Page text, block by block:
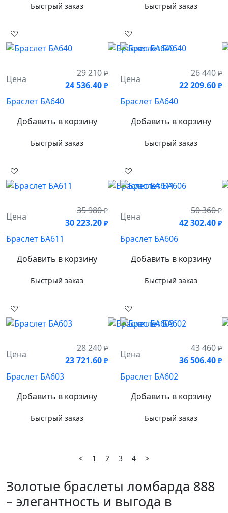
Быстрый заказ Быстрый заказ
Цена
29 210₽
24 536.40 ₽
Браслет БА640
Добавить в корзину
Быстрый заказ
Цена
26 440₽
22 209.60 ₽
Браслет БА640
Добавить в корзину
Быстрый заказ
Цена
35 980₽
30 223.20 ₽
Браслет БА611
Добавить в корзину
Быстрый заказ
Цена
50 360₽
42 302.40 ₽
Браслет БА606
Добавить в корзину
Быстрый заказ
Цена
28 240₽
23 721.60 ₽
Браслет БА603
Добавить в корзину
Быстрый заказ
Цена
43 460₽
36 506.40 ₽
Браслет БА602
Добавить в корзину
Быстрый заказ
< 1 2 3 4 >
Золотые браслеты ломбарда 888
– элегантность и выгода в